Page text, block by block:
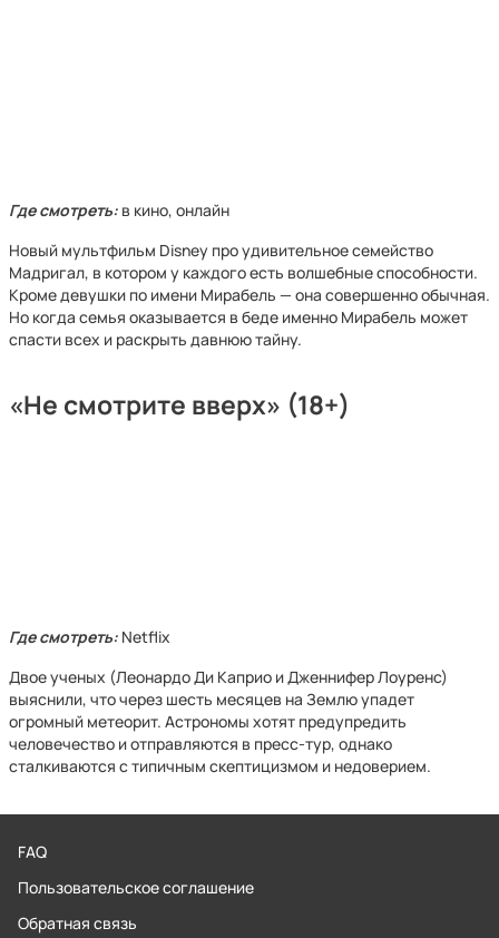
Где смотреть: в кино, онлайн
Новый мультфильм Disney про удивительное семейство
Мадригал, в котором у каждого есть волшебные способности.
Кроме девушки по имени Мирабель — она совершенно обычная.
Но когда семья оказывается в беде именно Мирабель может
спасти всех и раскрыть давнюю тайну.
«Не смотрите вверх» (18+)
Где смотреть: Netflix
Двое ученых (Леонардо Ди Каприо и Дженнифер Лоуренс)
выяснили, что через шесть месяцев на Землю упадет
огромный метеорит. Астрономы хотят предупредить
человечество и отправляются в пресс-тур, однако
сталкиваются с типичным скептицизмом и недоверием.
FAQ
Пользовательское соглашение
Обратная связь